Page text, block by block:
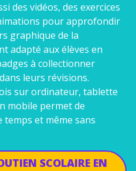
des vidéos, des exercices
pour approfondir
graphique de la
adapté aux élèves en
à collectionner
leurs révisions.
sur ordinateur, tablette
mobile permet de
et même sans
SCOLAIRE EN